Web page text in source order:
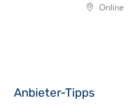
Online
Anbieter-Tipps